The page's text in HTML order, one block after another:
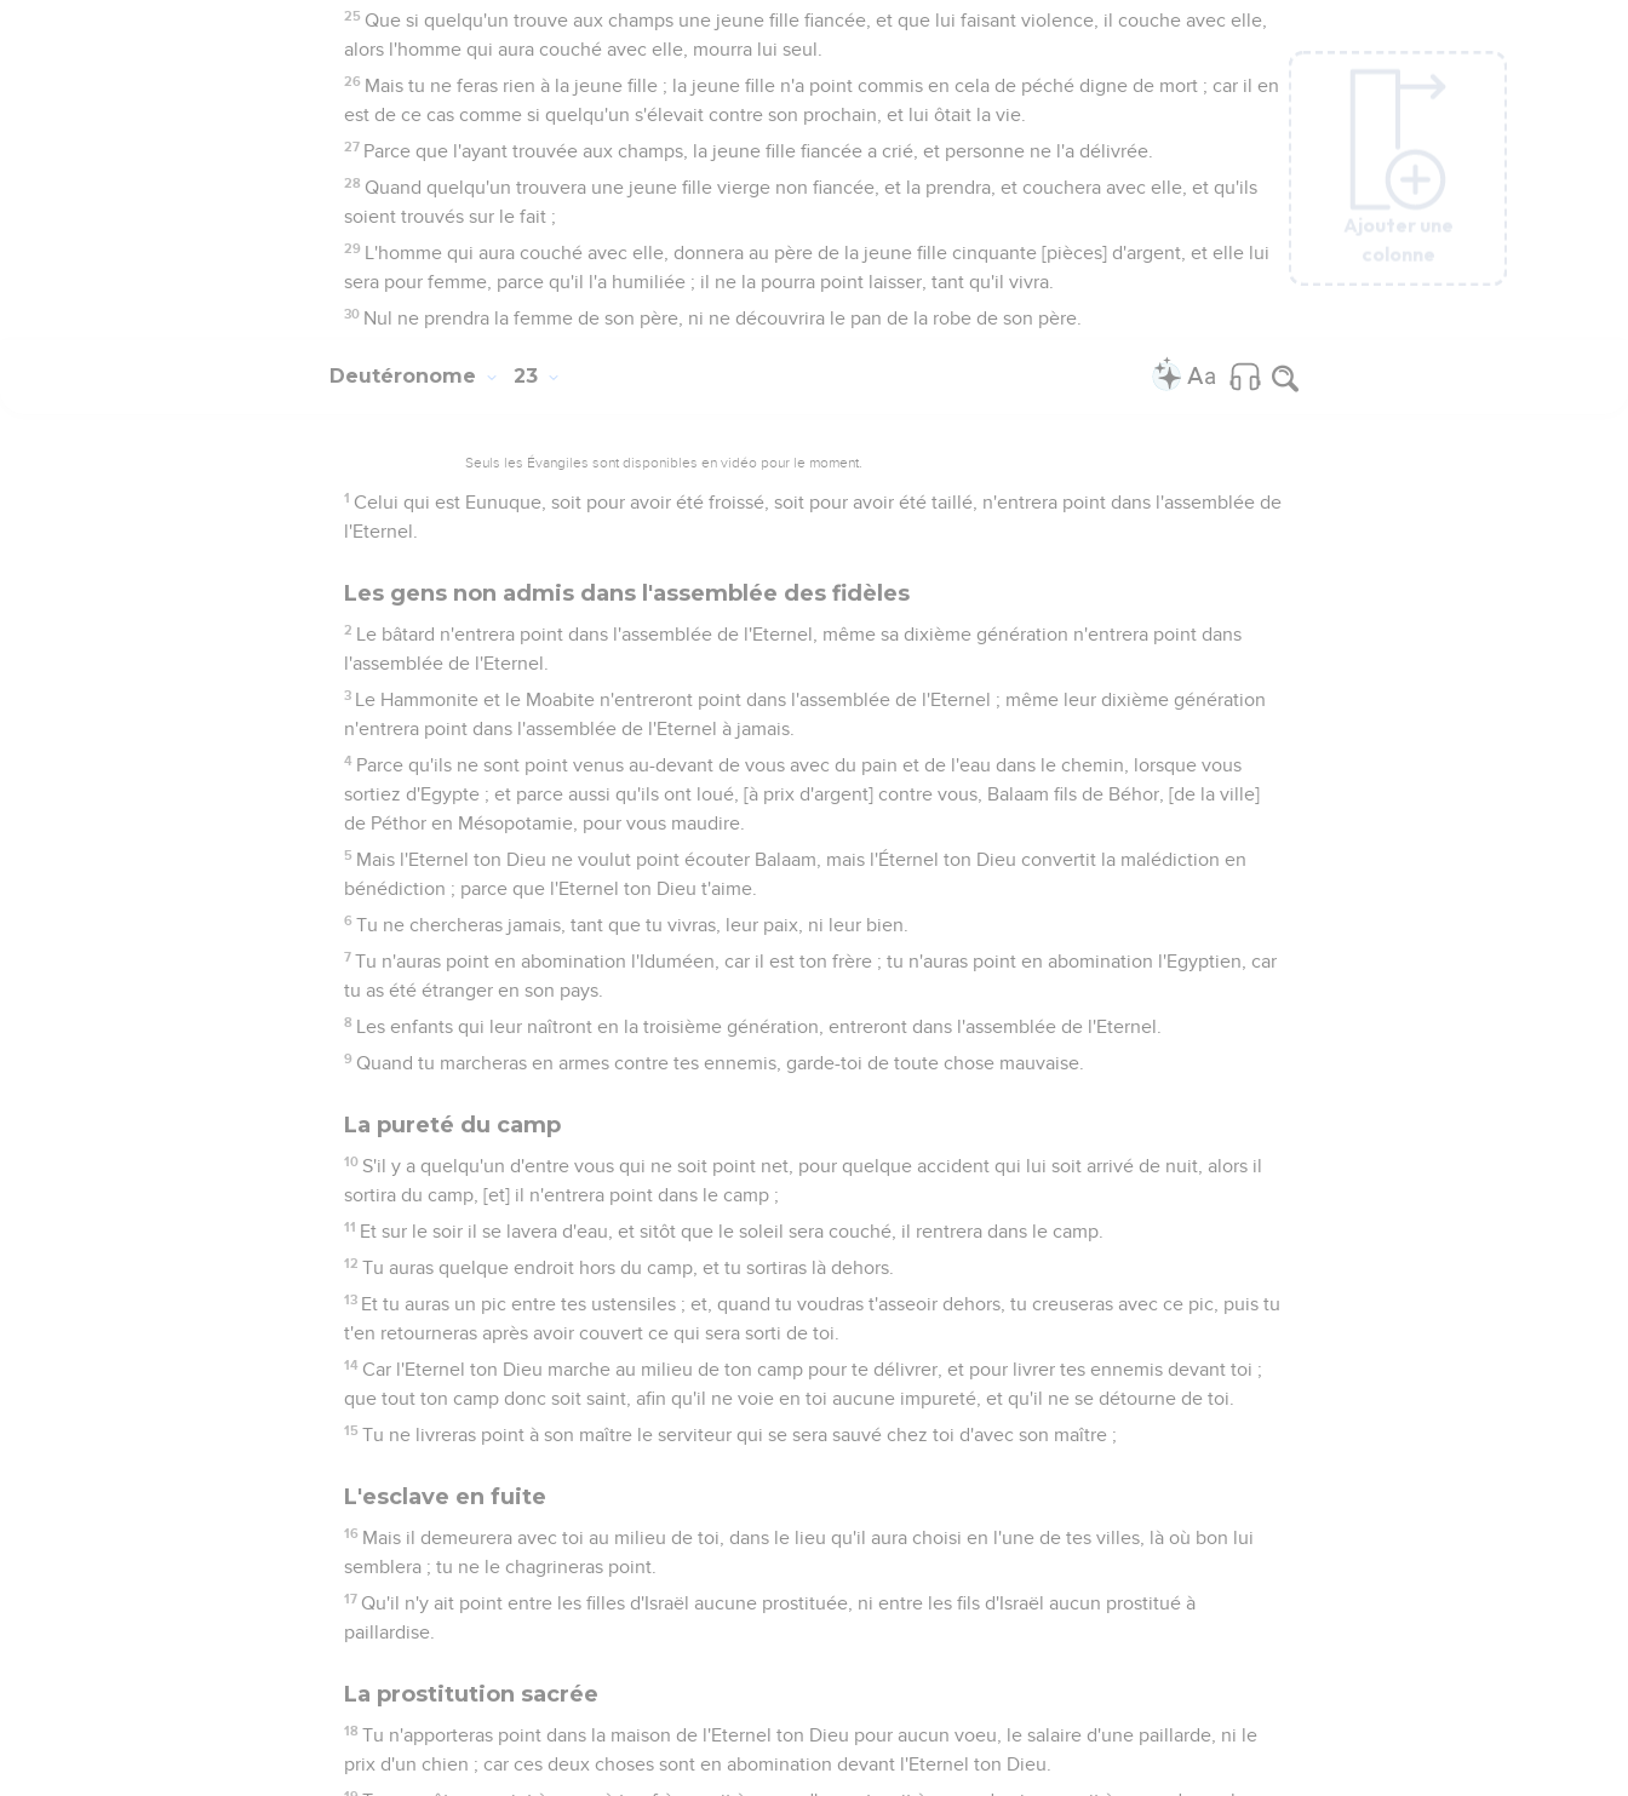
Ajouter une
colonne
25 Que si quelqu'un trouve aux champs une jeune fille fiancée, et que lui faisant violence, il couche avec elle,
alors l'homme qui aura couché avec elle, mourra lui seul.
26 Mais tu ne feras rien à la jeune fille ; la jeune fille n'a point commis en cela de péché digne de mort ; car il en
est de ce cas comme si quelqu'un s'élevait contre son prochain, et lui ôtait la vie.
27 Parce que l'ayant trouvée aux champs, la jeune fille fiancée a crié, et personne ne l'a délivrée.
28 Quand quelqu'un trouvera une jeune fille vierge non fiancée, et la prendra, et couchera avec elle, et qu'ils
soient trouvés sur le fait ;
29 L'homme qui aura couché avec elle, donnera au père de la jeune fille cinquante [pièces] d'argent, et elle lui
sera pour femme, parce qu'il l'a humiliée ; il ne la pourra point laisser, tant qu'il vivra.
30 Nul ne prendra la femme de son père, ni ne découvrira le pan de la robe de son père.
Ajouter une
colonne
Deutéronome 23
Seuls les Évangiles sont disponibles en vidéo pour le moment.
1 Celui qui est Eunuque, soit pour avoir été froissé, soit pour avoir été taillé, n'entrera point dans l'assemblée de
l'Eternel.
Les gens non admis dans l'assemblée des fidèles
2 Le bâtard n'entrera point dans l'assemblée de l'Eternel, même sa dixième génération n'entrera point dans
l'assemblée de l'Eternel.
3 Le Hammonite et le Moabite n'entreront point dans l'assemblée de l'Eternel ; même leur dixième génération
n'entrera point dans l'assemblée de l'Eternel à jamais.
4 Parce qu'ils ne sont point venus au-devant de vous avec du pain et de l'eau dans le chemin, lorsque vous
sortiez d'Egypte ; et parce aussi qu'ils ont loué, [à prix d'argent] contre vous, Balaam fils de Béhor, [de la ville]
de Péthor en Mésopotamie, pour vous maudire.
5 Mais l'Eternel ton Dieu ne voulut point écouter Balaam, mais l'Éternel ton Dieu convertit la malédiction en
bénédiction ; parce que l'Eternel ton Dieu t'aime.
6 Tu ne chercheras jamais, tant que tu vivras, leur paix, ni leur bien.
7 Tu n'auras point en abomination l'Iduméen, car il est ton frère ; tu n'auras point en abomination l'Egyptien, car
tu as été étranger en son pays.
8 Les enfants qui leur naîtront en la troisième génération, entreront dans l'assemblée de l'Eternel.
9 Quand tu marcheras en armes contre tes ennemis, garde-toi de toute chose mauvaise.
La pureté du camp
10 S'il y a quelqu'un d'entre vous qui ne soit point net, pour quelque accident qui lui soit arrivé de nuit, alors il
sortira du camp, [et] il n'entrera point dans le camp ;
11 Et sur le soir il se lavera d'eau, et sitôt que le soleil sera couché, il rentrera dans le camp.
12 Tu auras quelque endroit hors du camp, et tu sortiras là dehors.
13 Et tu auras un pic entre tes ustensiles ; et, quand tu voudras t'asseoir dehors, tu creuseras avec ce pic, puis tu
t'en retourneras après avoir couvert ce qui sera sorti de toi.
14 Car l'Eternel ton Dieu marche au milieu de ton camp pour te délivrer, et pour livrer tes ennemis devant toi ;
que tout ton camp donc soit saint, afin qu'il ne voie en toi aucune impureté, et qu'il ne se détourne de toi.
15 Tu ne livreras point à son maître le serviteur qui se sera sauvé chez toi d'avec son maître ;
L'esclave en fuite
16 Mais il demeurera avec toi au milieu de toi, dans le lieu qu'il aura choisi en l'une de tes villes, là où bon lui
semblera ; tu ne le chagrineras point.
17 Qu'il n'y ait point entre les filles d'Israël aucune prostituée, ni entre les fils d'Israël aucun prostitué à
paillardise.
La prostitution sacrée
18 Tu n'apporteras point dans la maison de l'Eternel ton Dieu pour aucun voeu, le salaire d'une paillarde, ni le
prix d'un chien ; car ces deux choses sont en abomination devant l'Eternel ton Dieu.
Ajouter une
colonne
Ajouter une
colonne
Ajouter une
colonne
Ajouter une
colonne